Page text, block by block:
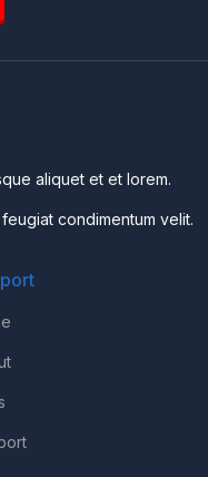
aliquet et et lorem.
condimentum velit.